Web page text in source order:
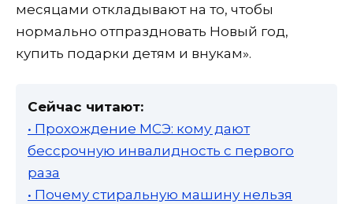
месяцами откладывают на то, чтобы
нормально отпраздновать Новый год,
купить подарки детям и внукам».
Сейчас читают:
• Прохождение МСЭ: кому дают
бессрочную инвалидность с первого
раза
• Почему стиральную машину нельзя